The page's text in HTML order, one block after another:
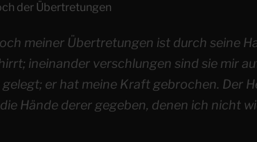
der Übertretungen
meiner Übertretungen ist durch seine
ineinander verschlungen sind sie mir
gelegt; er hat meine Kraft gebrochen. Der
Hände derer gegeben, denen ich nicht